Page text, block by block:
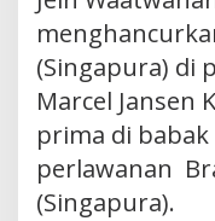
(Singapura) di
Marcel Jansen
prima di
perlawanan
(Singapura).